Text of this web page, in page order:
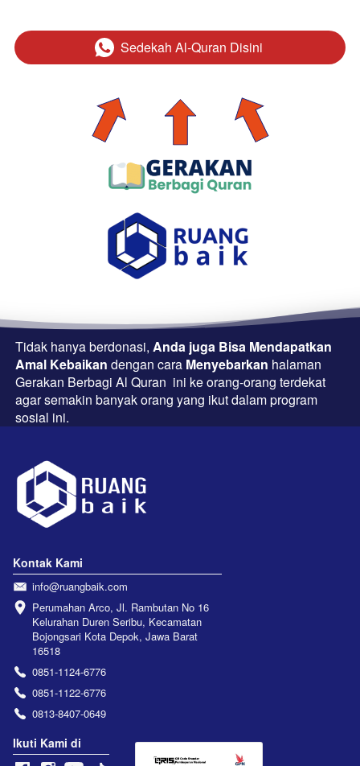
` Sedekah Al-Quran Disini
Tidak hanya berdonasi, Anda juga Bisa Mendapatkan
Amal Kebaikan dengan cara Menyebarkan halaman
Gerakan Berbagi Al Quran  ini ke orang-orang terdekat
agar semakin banyak orang yang ikut dalam program
sosial ini.
Kontak Kami
info@ruangbaik.com
Perumahan Arco, Jl. Rambutan No 16
Kelurahan Duren Seribu, Kecamatan
Bojongsari Kota Depok, Jawa Barat
16518
0851-1124-6776
0851-1122-6776
0813-8407-0649
Ikuti Kami di